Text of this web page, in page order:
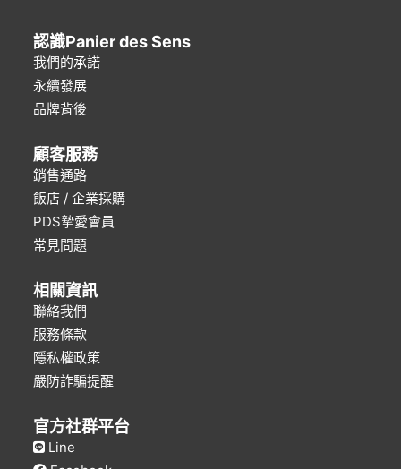
認識Panier des Sens
我們的承諾
永續發展
品牌背後
顧客服務
銷售通路
飯店 / 企業採購
PDS摯愛會員
常見問題
相關資訊
聯絡我們
服務條款
隱私權政策
嚴防詐騙提醒
官方社群平台
Line